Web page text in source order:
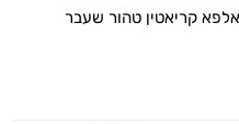
קריאטין טהור שעבר